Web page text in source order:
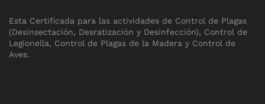
Esta Certificada para las actividades de Control de Plagas
(Desinsectación, Desratización y Desinfección), Control de
Legionella, Control de Plagas de la Madera y Control de
Aves.